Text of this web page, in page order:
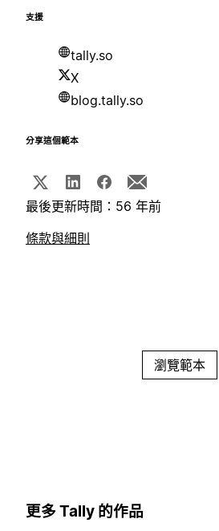
支援
tally.so
X
blog.tally.so
分享這個範本
最後更新時間：56 年前
條款與細則
瀏覽範本
更多 Tally 的作品